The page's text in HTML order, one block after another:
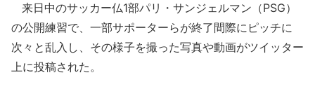
来日中のサッカー仏1部パリ・サンジェルマン（PSG）
の公開練習で、一部サポーターらが終了間際にピッチに
次々と乱入し、その様子を撮った写真や動画がツイッター
上に投稿された。